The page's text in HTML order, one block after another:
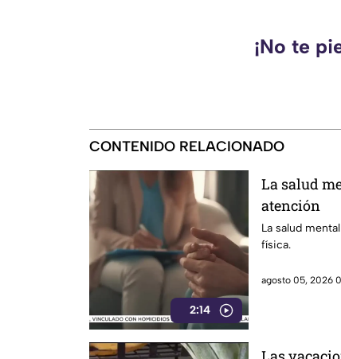
¡No te
CONTENIDO RELACIONADO
2:14
La salud
atención
La salud
física.
agosto 05, 2026